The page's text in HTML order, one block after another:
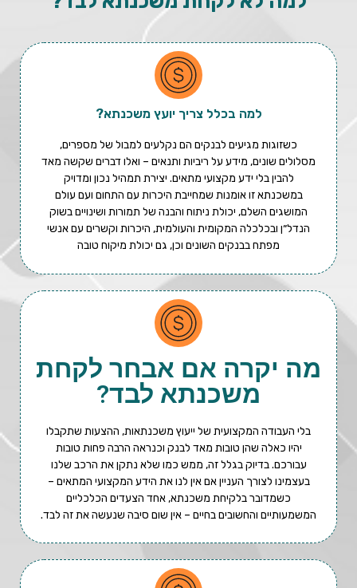
למה בכלל צריך יועץ משכנתא?
כשזוגות מגיעים לבנקים הם נקלעים למבול של מספרים,
מסלולים שונים, מידע על ריביות ותנאים – ואלו דברים שקשה מאד
להבין בלי ידע מקצועי מתאים. יצירת תמהיל נכון ומדויק
במשכנתא זו אומנות שמחייבת היכרות עם התחום ועם עולם
המושגים השלם, יכולת ניתוח והבנה של תמורות ושינויים בשוק
הנדל״ן ובכלכלה המקומית והעולמית, היכרות וקשרים עם אנשי
מפתח בבנקים השונים וכן, גם יכולת מיקוח טובה
מה יקרה אם אבחר לקחת
משכנתא לבד?
בלי העבודה המקצועית של ייעוץ משכנתאות, ההצעות שתקבלו
יהיו כאלה שהן טובות מאד לבנק וכנראה הרבה פחות טובות
עבורכם. בדיוק בגלל זה, ממש כמו שלא נתקן את הרכב שלנו
בעצמינו לצורך העניין אם אין לנו את הידע המקצועי המתאים –
כשמדובר בלקיחת משכנתא, אחד הצעדים הכלכליים
המשמעותיים והחשובים בחיים – אין שום סיבה שנעשה את זה לבד.